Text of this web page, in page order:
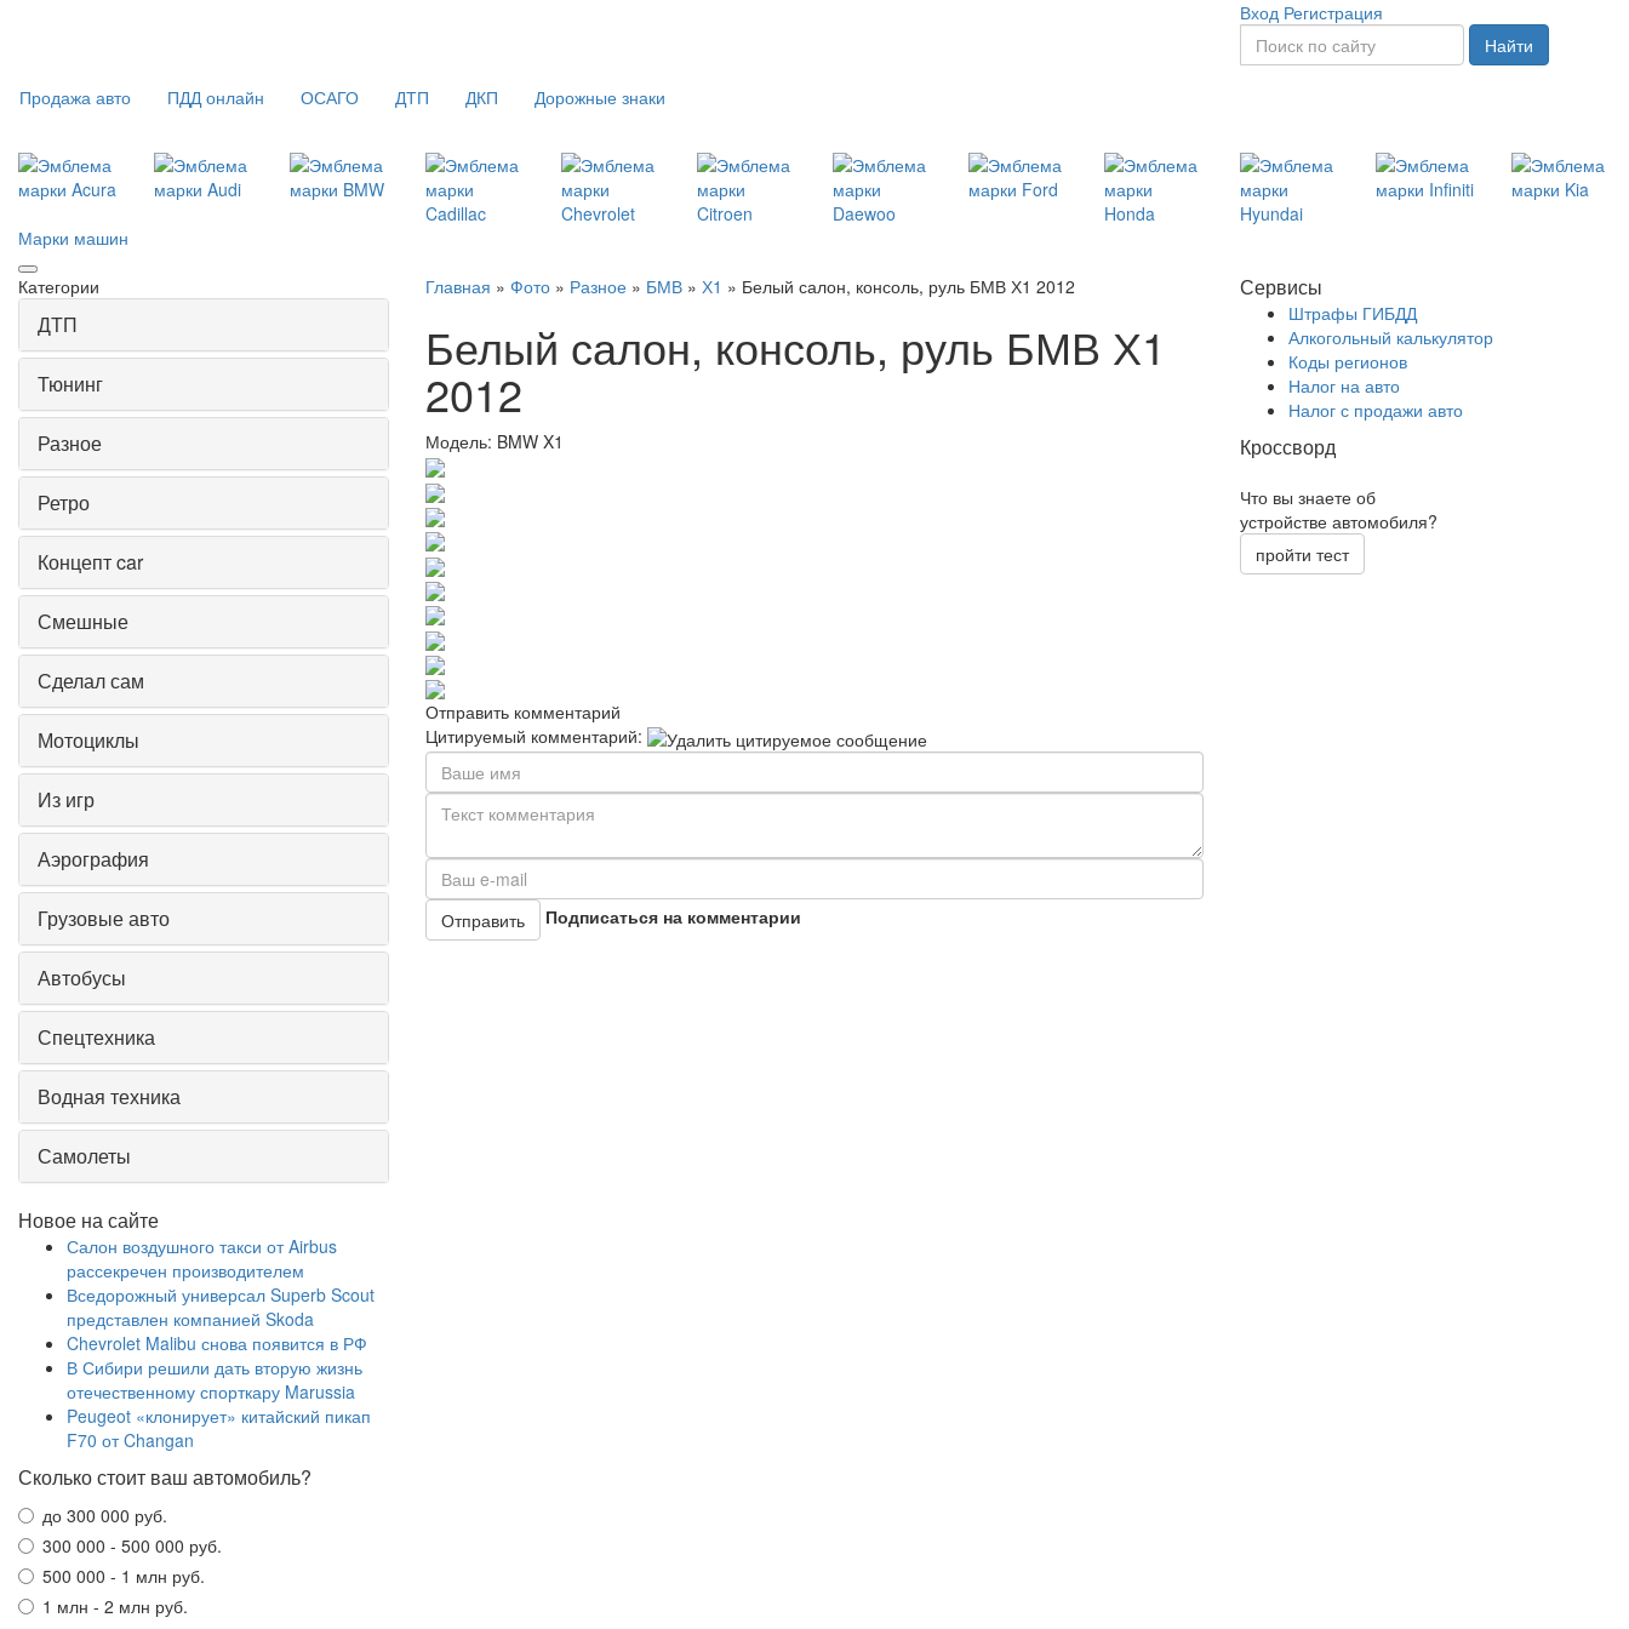
Вход Регистрация
Найти
Продажа авто ПДД онлайн ОСАГО ДТП ДКП Дорожные знаки
Марки машин
Главная » Фото » Разное » БМВ » Х1 » Белый салон, консоль, руль БМВ Х1 2012
Белый салон, консоль, руль БМВ Х1
2012
Модель: BMW X1
Отправить комментарий
Цитируемый комментарий:
Отправить Подписаться на комментарии
Категории
ДТП
Тюнинг
Разное
Ретро
Концепт car
Смешные
Сделал сам
Мотоциклы
Из игр
Аэрография
Грузовые авто
Автобусы
Спецтехника
Водная техника
Самолеты
Новое на сайте
Салон воздушного такси от Airbus
рассекречен производителем
Вседорожный универсал Superb Scout
представлен компанией Skoda
Chevrolet Malibu снова появится в РФ
В Сибири решили дать вторую жизнь
отечественному спорткару Marussia
Peugeot «клонирует» китайский пикап
F70 от Changan
Сколько стоит ваш автомобиль?
до 300 000 руб.
300 000 - 500 000 руб.
500 000 - 1 млн руб.
1 млн - 2 млн руб.
Сервисы
Штрафы ГИБДД
Алкогольный калькулятор
Коды регионов
Налог на авто
Налог с продажи авто
Кроссворд
Что вы знаете об
устройстве автомобиля?
пройти тест